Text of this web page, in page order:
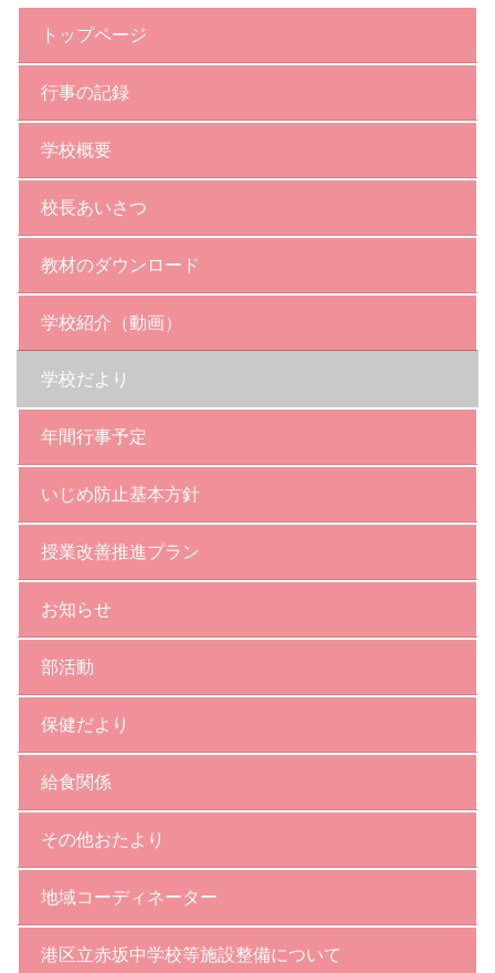
トップページ
行事の記録
学校概要
校長あいさつ
教材のダウンロード
学校紹介（動画）
学校だより
年間行事予定
いじめ防止基本方針
授業改善推進プラン
お知らせ
部活動
保健だより
給食関係
その他おたより
地域コーディネーター
港区立赤坂中学校等施設整備について